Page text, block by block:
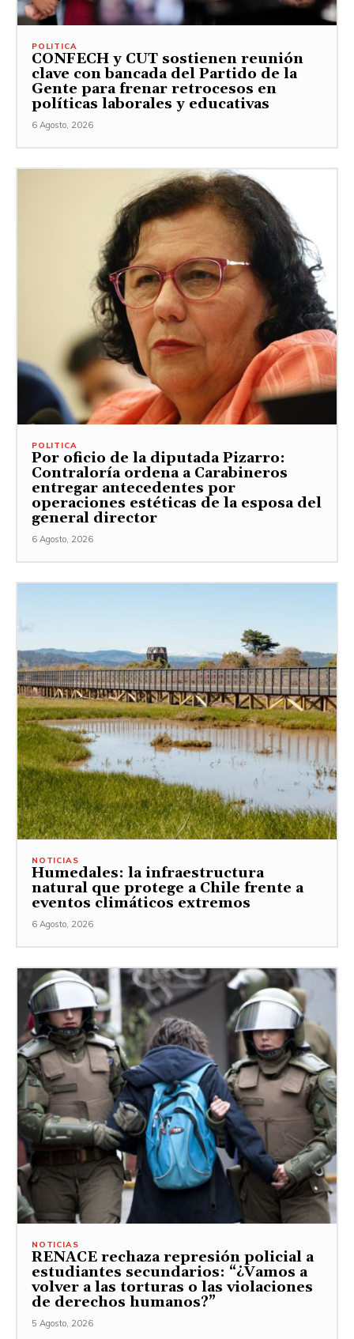
POLITICA
CONFECH y CUT sostienen reunión
clave con bancada del Partido de la
Gente para frenar retrocesos en
políticas laborales y educativas
6 Agosto, 2026
POLITICA
Por oficio de la diputada Pizarro:
Contraloría ordena a Carabineros
entregar antecedentes por
operaciones estéticas de la esposa del
general director
6 Agosto, 2026
NOTICIAS
Humedales: la infraestructura
natural que protege a Chile frente a
eventos climáticos extremos
6 Agosto, 2026
NOTICIAS
RENACE rechaza represión policial a
estudiantes secundarios: “¿Vamos a
volver a las torturas o las violaciones
de derechos humanos?”
5 Agosto, 2026